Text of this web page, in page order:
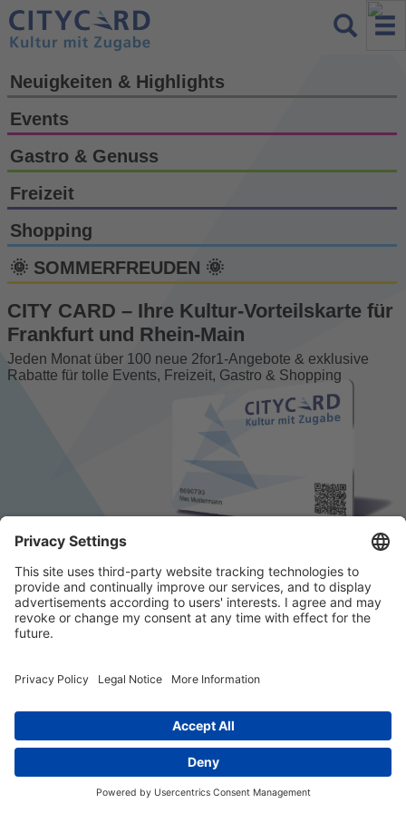
Neuigkeiten & Highlights
Events
Gastro & Genuss
Freizeit
Shopping
🌞 SOMMERFREUDEN 🌞
CITY CARD – Ihre Kultur-Vorteils­karte für
Frankfurt und Rhein-Main
Jeden Monat über 100 neue 2for1-Angebote & exklusive
Rabatte für tolle Events, Freizeit, Gastro & Shopping